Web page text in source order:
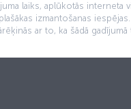
laiks, aplūkotās interneta
izmantošanas
ar to, ka šādā